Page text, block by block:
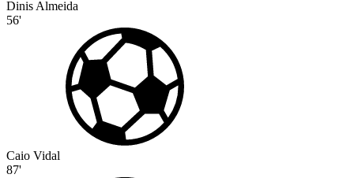
Dinis Almeida
56'
Caio Vidal
87'